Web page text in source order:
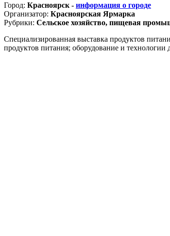
Город: Красноярск - информация о городе
Организатор: Красноярская Ярмарка
Рубрики: Сельское хозяйство, пищевая
Специализированная выставка продуктов
продуктов питания; оборудование и технологии